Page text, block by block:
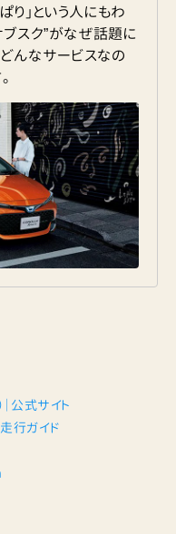
り」という人にもわ
ブスク”がなぜ話題に
んなサービスなの
公式サイト
行ガイド